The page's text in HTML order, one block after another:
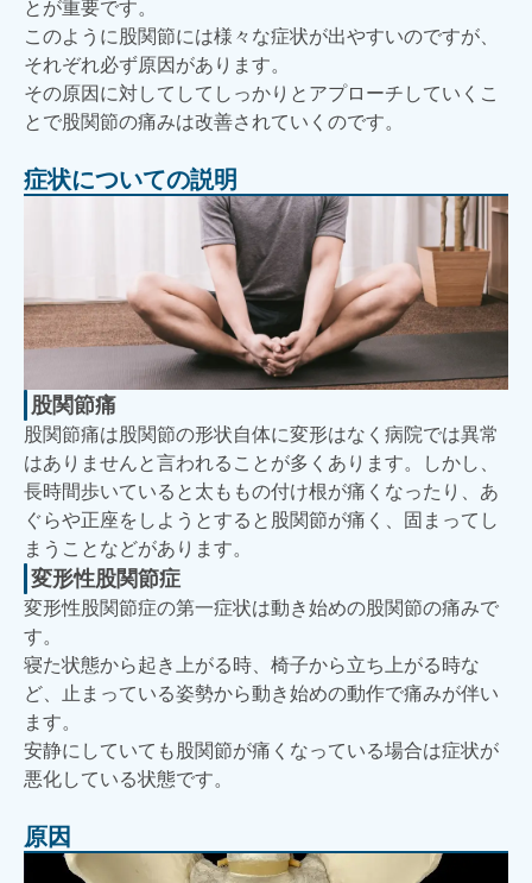
とが重要です。
このように股関節には様々な症状が出やすいのですが、
それぞれ必ず原因があります。
その原因に対してしてしっかりとアプローチしていくこ
とで股関節の痛みは改善されていくのです。
症状についての説明
股関節痛
股関節痛は股関節の形状自体に変形はなく病院では異常
はありませんと言われることが多くあります。しかし、
長時間歩いていると太ももの付け根が痛くなったり、あ
ぐらや正座をしようとすると股関節が痛く、固まってし
まうことなどがあります。
変形性股関節症
変形性股関節症の第一症状は動き始めの股関節の痛みで
す。
寝た状態から起き上がる時、椅子から立ち上がる時な
ど、止まっている姿勢から動き始めの動作で痛みが伴い
ます。
安静にしていても股関節が痛くなっている場合は症状が
悪化している状態です。
原因